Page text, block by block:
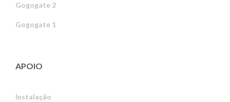
Gogogate 2
Gogogate 1
APOIO
Instalação